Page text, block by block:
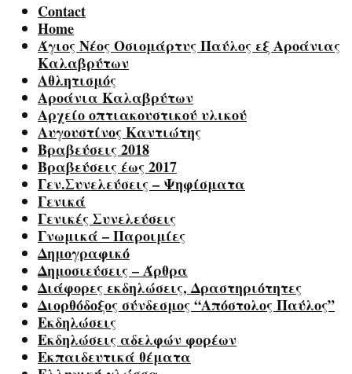
Contact
Home
Άγιος Νέος Οσιομάρτυς Παύλος εξ Αροάνιας
Καλαβρύτων
Αθλητισμός
Αροάνια Καλαβρύτων
Αρχείο οπτιακουστικού υλικού
Αυγουστίνος Καντιώτης
Βραβεύσεις 2018
Βραβεύσεις έως 2017
Γεν.Συνελεύσεις – Ψηφίσματα
Γενικά
Γενικές Συνελεύσεις
Γνωμικά – Παροιμίες
Δημογραφικό
Δημοσιεύσεις – Άρθρα
Διάφορες εκδηλώσεις, Δραστηριότητες
Διορθόδοξος σύνδεσμος “Απόστολος Παύλος”
Εκδηλώσεις
Εκδηλώσεις αδελφών φορέων
Εκπαιδευτικά θέματα